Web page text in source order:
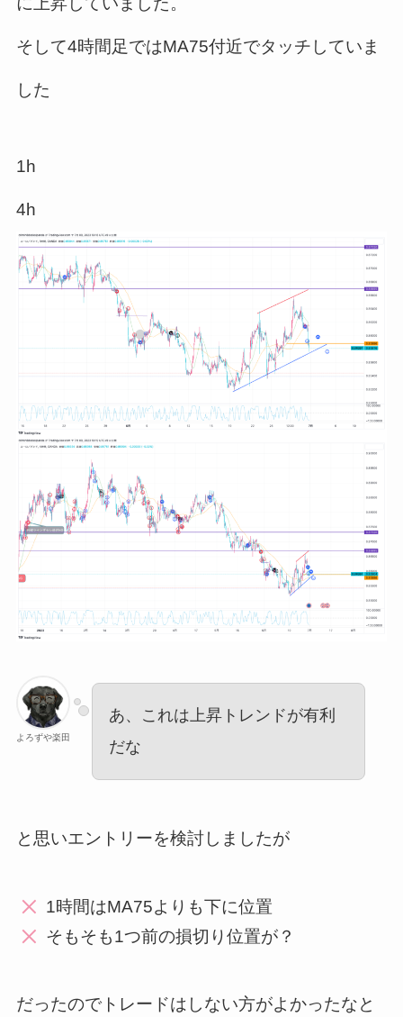
そして4時間足ではMA75付近でタッチしていま
した
1h
4h
よろずや楽田
あ、これは上昇トレンドが有利
だな
と思いエントリーを検討しましたが
1時間はMA75よりも下に位置
そもそも1つ前の損切り位置が？
だったのでトレードはしない方がよかったなと